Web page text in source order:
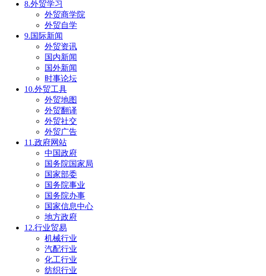
8.外贸学习
外贸商学院
外贸自学
9.国际新闻
外贸资讯
国内新闻
国外新闻
时事论坛
10.外贸工具
外贸地图
外贸翻译
外贸社交
外贸广告
11.政府网站
中国政府
国务院国家局
国家部委
国务院事业
国务院办事
国家信息中心
地方政府
12.行业贸易
机械行业
汽配行业
化工行业
纺织行业